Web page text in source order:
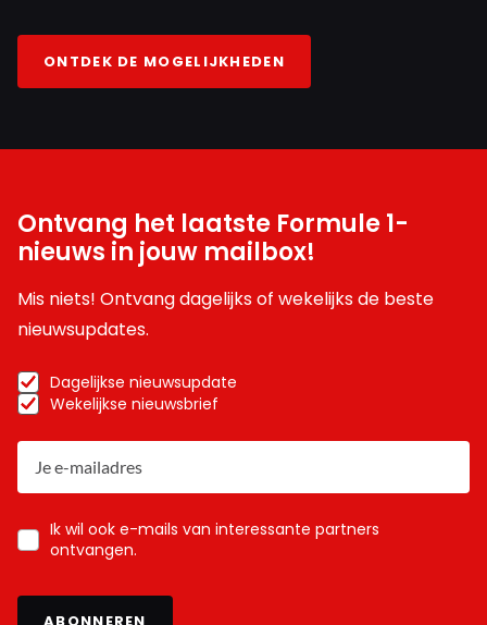
ONTDEK DE MOGELIJKHEDEN
Ontvang het laatste Formule 1-
nieuws in jouw mailbox!
Mis niets! Ontvang dagelijks of wekelijks de beste
nieuwsupdates.
Dagelijkse nieuwsupdate
Wekelijkse nieuwsbrief
Ik wil ook e-mails van interessante partners
ontvangen.